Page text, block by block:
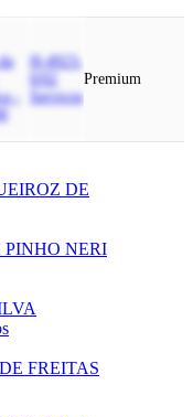
-
H-4923-
Serviços
Premium
DE
NERI
FREITAS